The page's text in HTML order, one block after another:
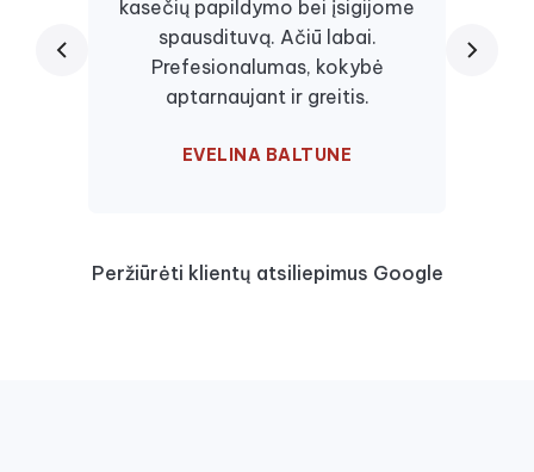
kasečių papildymo bei įsigijome
spausdituvą. Ačiū labai.
Prefesionalumas, kokybė
aptarnaujant ir greitis.
EVELINA BALTUNE
Peržiūrėti klientų atsiliepimus Google